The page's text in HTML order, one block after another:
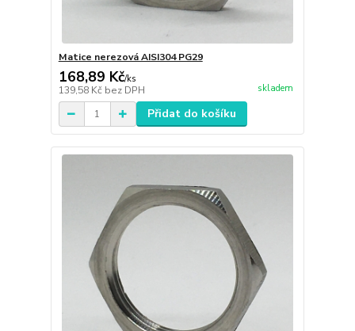
Matice nerezová AISI304 PG29
168,89 Kč/ks
139,58 Kč bez DPH skladem
Přidat do košíku